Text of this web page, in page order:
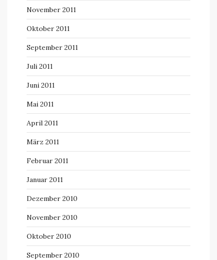
November 2011
Oktober 2011
September 2011
Juli 2011
Juni 2011
Mai 2011
April 2011
März 2011
Februar 2011
Januar 2011
Dezember 2010
November 2010
Oktober 2010
September 2010